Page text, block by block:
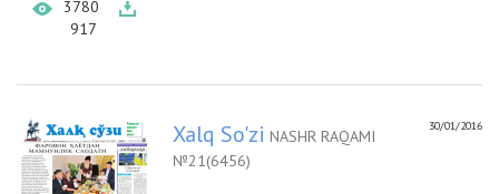
3780
917
30/01/2016
Xalq So'zi NASHR RAQAMI
№21(6456)